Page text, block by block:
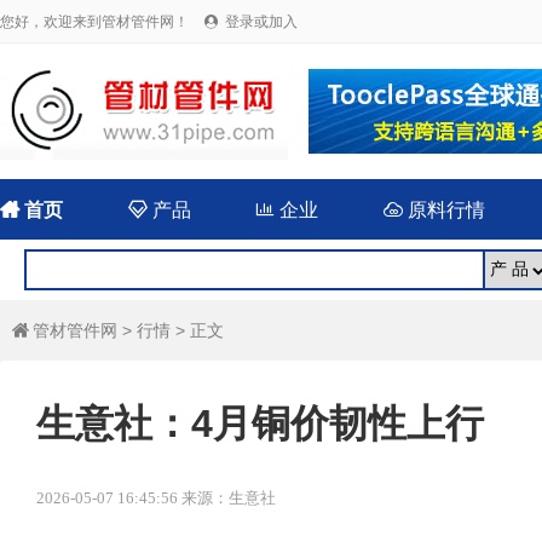
您好，欢迎来到管材管件网！  登录或加入
首页 产品  企业 原料行情
 管材管件网 > 行情 > 正文
生意社：4月铜价韧性上行
2026-05-07 16:45:56 来源：生意社